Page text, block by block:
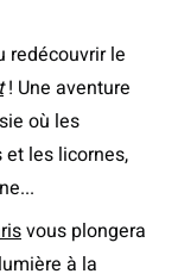
redécouvrir le
! Une aventure
où les
les licornes,
vous plongera
à la